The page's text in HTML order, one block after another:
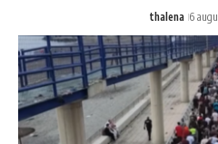
thalena 6